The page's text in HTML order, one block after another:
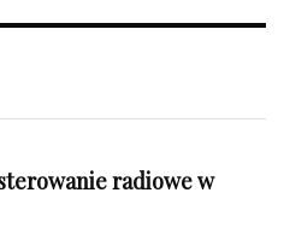
radiowe w